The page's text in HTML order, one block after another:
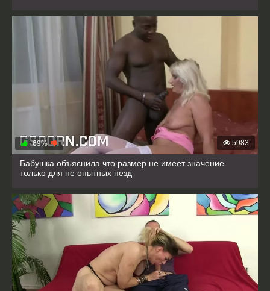
5983
69%
Бабушка объяснила что размер не имеет значение
только для не опытных пезд